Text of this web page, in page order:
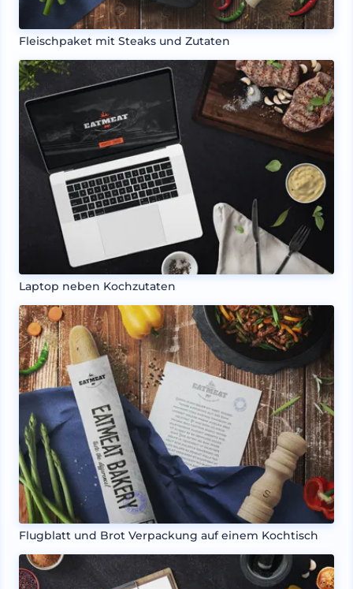
Fleischpaket mit Steaks und Zutaten
Laptop neben Kochzutaten
Flugblatt und Brot Verpackung auf einem Kochtisch